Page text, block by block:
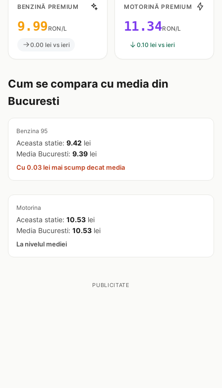
BENZINĂ PREMIUM
9.99 RON/L
0.00 lei vs ieri
MOTORINĂ PREMIUM
11.34RON/L
0.10 lei vs ieri
Cum se compara cu media din
Bucuresti
Benzina 95
Aceasta statie: 9.42 lei
Media Bucuresti: 9.39 lei
Cu 0.03 lei mai scump decat media
Motorina
Aceasta statie: 10.53 lei
Media Bucuresti: 10.53 lei
La nivelul mediei
PUBLICITATE